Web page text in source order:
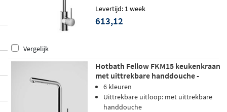
Levertijd: 1 week
613,12
Vergelijk
Hotbath Fellow FKM15 keukenkraan
met uittrekbare handdouche -
geborsteld koper pvd
6 kleuren
Uittrekbare uitloop: met uittrekbare
handdouche